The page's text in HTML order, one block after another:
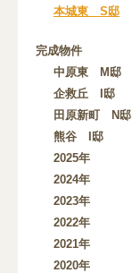
本城東 S邸
完成物件
中原東 M邸
企救丘 I邸
田原新町 N邸
熊谷 I邸
2025年
2024年
2023年
2022年
2021年
2020年